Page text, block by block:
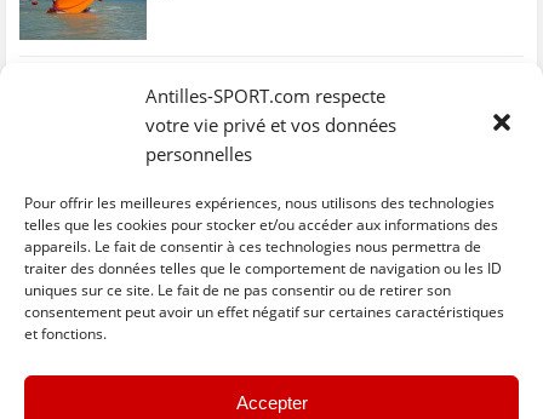
Antilles-SPORT.com respecte
votre vie privé et vos données
personnelles
Pour offrir les meilleures expériences, nous utilisons des technologies
telles que les cookies pour stocker et/ou accéder aux informations des
appareils. Le fait de consentir à ces technologies nous permettra de
traiter des données telles que le comportement de navigation ou les ID
uniques sur ce site. Le fait de ne pas consentir ou de retirer son
consentement peut avoir un effet négatif sur certaines caractéristiques
et fonctions.
Accepter
jeu !